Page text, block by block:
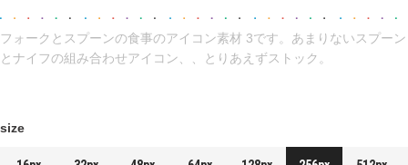
フォークとスプーンの食事のアイコン素材 3です。あまりないスプーン
とナイフの組み合わせアイコン、、とりあえずストック。
size